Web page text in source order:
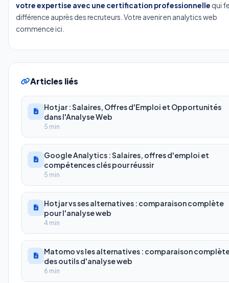
votre expertise avec une certification professionnelle qui
différence auprès des recruteurs. Votre avenir en analytics web
commence ici.
Articles liés
Hotjar : Salaires, Offres d'Emploi et Opportunités
dans l'Analyse Web
5 min
Google Analytics : Salaires, offres d'emploi et
compétences clés pour réussir
5 min
Hotjar vs ses alternatives : comparaison complète
pour l'analyse web
4 min
Matomo vs les alternatives : comparaison
des outils d'analyse web
6 min